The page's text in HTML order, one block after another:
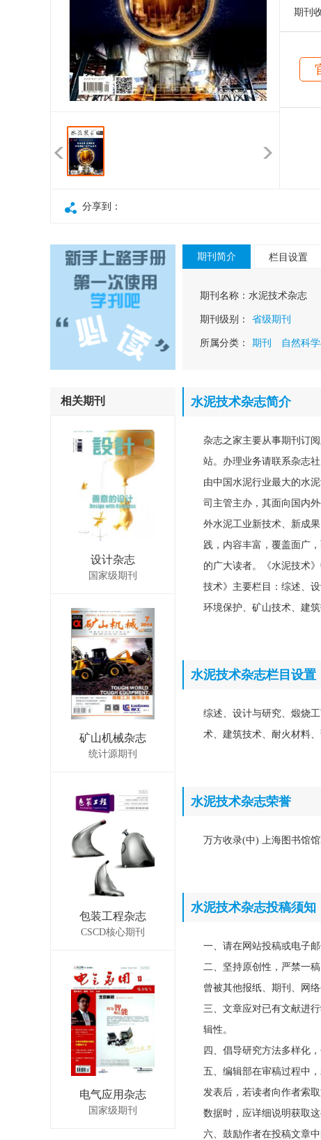
期刊
分享到：
相关期刊
设计杂志
国家级期刊
矿山机械杂志
统计源期刊
包装工程杂志
CSCD核心期刊
电气应用杂志
国家级期刊
期刊简介 栏目设置
期刊名称： 水泥技术杂志
期刊级别： 省级期刊
所属分类： 期刊 自然科
水泥技术杂志简介
杂志之家主要从事期刊订
站。办理业务请联系杂志社
由中国水泥行业最大的水
司主管主办，其面向国内
外水泥工业新技术、新成
践，内容丰富，覆盖面广
的广大读者。《水泥技术
技术》主要栏目：综述、
环境保护、矿山技术、建
水泥技术杂志栏目设置
综述、设计与研究、煅烧
术、建筑技术、耐火材料
水泥技术杂志荣誉
万方收录(中) 上海图书馆
水泥技术杂志投稿须知
一、请在网站投稿或电子邮
二、坚持原创性，严禁一
曾被其他报纸、期刊、网
三、文章应对已有文献进
辑性。
四、倡导研究方法多样化
五、编辑部在审稿过程中
发表后，若读者向作者索
数据时，应详细说明获取这
六、鼓励作者在投稿文章